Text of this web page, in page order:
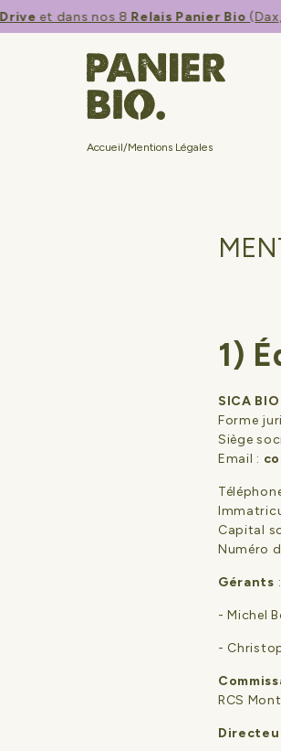
et dans nos 8Relais Panier Bio(Dax,
Accueil/Mentions Légales
1)
SICA
Forme
Siège
Email :
Capital
Numéro
Gérants :
- Michel
-
RCS